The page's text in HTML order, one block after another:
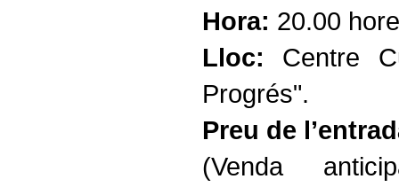
Hora: 20.00
Lloc: Centre
Progrés".
Preu de
(Venda